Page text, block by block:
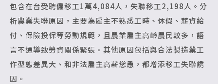
包含在台受聘僱移工1萬4,084人，失聯移工2,198人。分
析農業失聯原因，主要為雇主不熟悉工時、休假、薪資給
付、保險投保等勞動規範，且農業雇主高齡農民較多，語
言不通導致勞資關係緊張。其他原因包括與合法製造業工
作型態差異大、和非法雇主高薪慫恿，都增添移工失聯誘
因。